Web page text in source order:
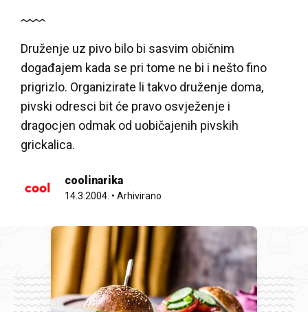
Druženje uz pivo bilo bi sasvim običnim
događajem kada se pri tome ne bi i nešto fino
prigrizlo. Organizirate li takvo druženje doma,
pivski odresci bit će pravo osvježenje i
dragocjen odmak od uobičajenih pivskih
grickalica.
coolinarika
14.3.2004. • Arhivirano